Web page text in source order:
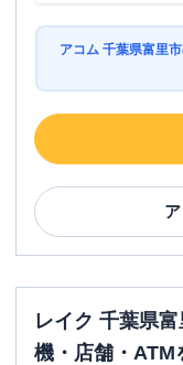
アコム 千葉県富里
レイク 千葉県
機・店舗・ATM